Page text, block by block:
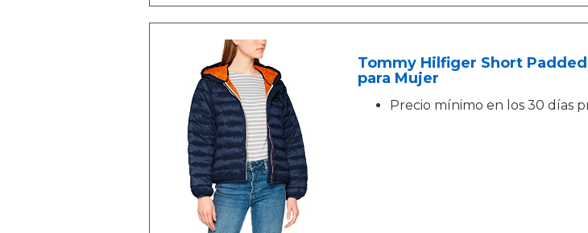
Tommy Hilfiger Short Padded
para Mujer
Precio mínimo en los 30 días